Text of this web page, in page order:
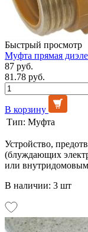
Быстрый просмотр
Муфта прямая
87 руб.
81.78 руб.
В корзину
Тип: Муфта
Устройство,
(блуждающих
или внутридомовым
В наличии: 3 шт